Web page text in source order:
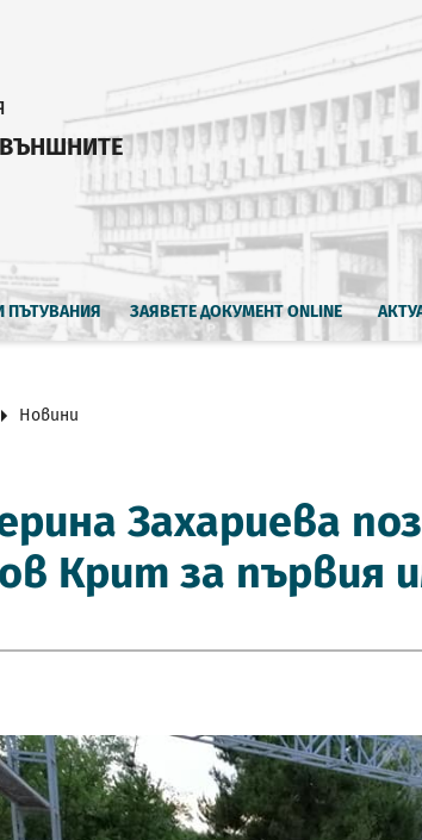
ПЪТУВАНИЯ ЗАЯВЕТЕ ДОКУМЕНТ ONLINE
Новини
Захариева
Крит за първия